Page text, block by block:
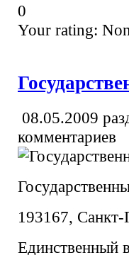
0
Your rating:
08.05.2009
комментариев
193167, Санкт-
Единственный